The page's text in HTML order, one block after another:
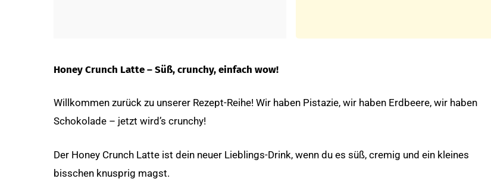
Honey Crunch Latte – Süß, crunchy, einfach wow!
Willkommen zurück zu unserer Rezept-Reihe! Wir haben Pistazie, wir haben Erdbeere, wir haben
Schokolade – jetzt wird’s crunchy!
Der Honey Crunch Latte ist dein neuer Lieblings-Drink, wenn du es süß, cremig und ein kleines
bisschen knusprig magst.